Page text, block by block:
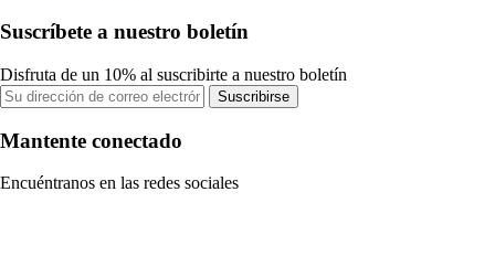
Suscríbete a nuestro boletín
Disfruta de un 10% al suscribirte a nuestro boletín
Suscribirse
Mantente conectado
Encuéntranos en las redes sociales